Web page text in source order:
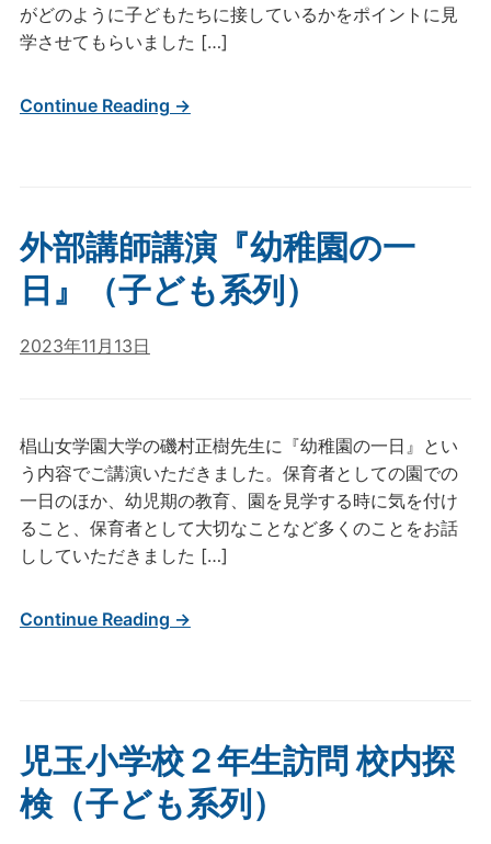
がどのように子どもたちに接しているかをポイントに見
学させてもらいました […]
Continue Reading →
外部講師講演『幼稚園の一
日』（子ども系列）
2023年11月13日
椙山女学園大学の磯村正樹先生に『幼稚園の一日』とい
う内容でご講演いただきました。保育者としての園での
一日のほか、幼児期の教育、園を見学する時に気を付け
ること、保育者として大切なことなど多くのことをお話
ししていただきました […]
Continue Reading →
児玉小学校２年生訪問 校内探
検（子ども系列）